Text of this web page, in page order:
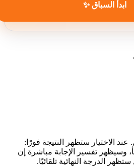
ابدأ السباق ✨
الاختيار ستظهر النتيجة فورًا:
وسيظهر تفسير الإجابة مباشرة إن
الدرجة النهائية تلقائيًا.